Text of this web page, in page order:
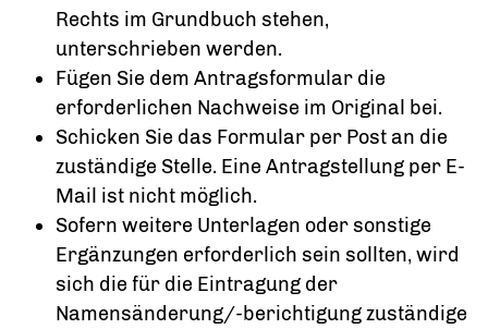
Rechts im Grundbuch stehen,
unterschrieben werden.
Fügen Sie dem Antragsformular die
erforderlichen Nachweise im Original bei.
Schicken Sie das Formular per Post an die
zuständige Stelle. Eine Antragstellung per E-
Mail ist nicht möglich.
Sofern weitere Unterlagen oder sonstige
Ergänzungen erforderlich sein sollten, wird
sich die für die Eintragung der
Namensänderung/-berichtigung zuständige